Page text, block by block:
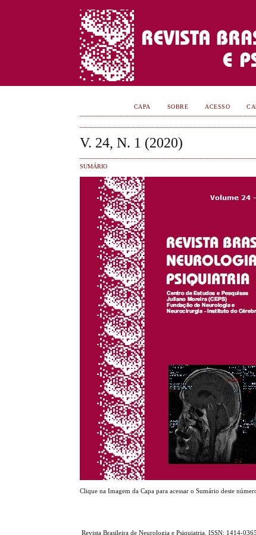
CAPA SOBRE ACESSO
V. 24, N. 1 (2020)
SUMÁRIO
Clique na Imagem da Capa para acessar o Sumário deste
Revista Brasileira de Neurologia e Psiquiatria. ISSN: 1414-0365